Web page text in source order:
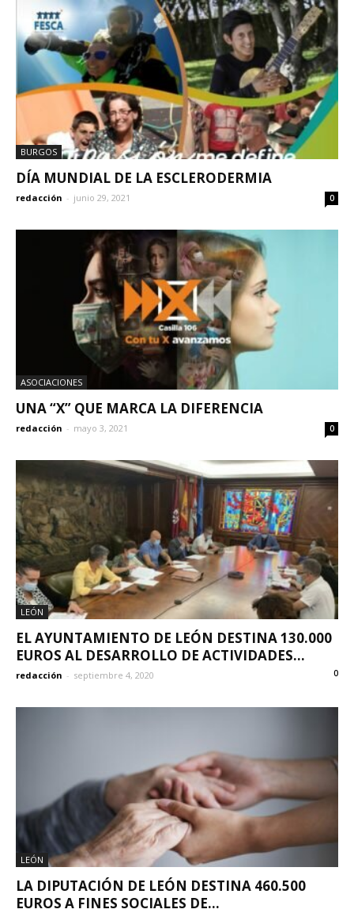
BURGOS
DÍA MUNDIAL DE LA ESCLERODERMIA
redacción - junio 29, 2021 0
ASOCIACIONES
UNA “X” QUE MARCA LA DIFERENCIA
redacción - mayo 3, 2021 0
LEÓN
EL AYUNTAMIENTO DE LEÓN DESTINA 130.000
EUROS AL DESARROLLO DE ACTIVIDADES...
redacción - septiembre 4, 2020 0
LEÓN
LA DIPUTACIÓN DE LEÓN DESTINA 460.500
EUROS A FINES SOCIALES DE...